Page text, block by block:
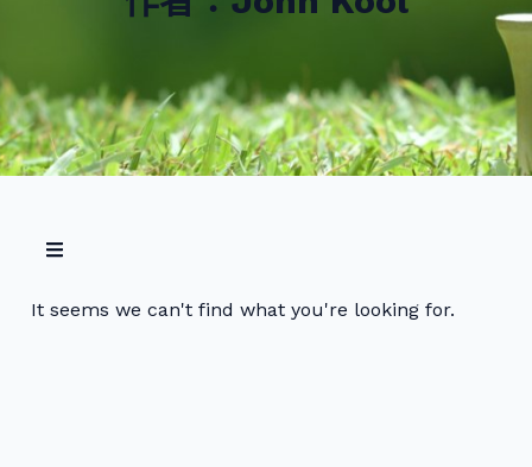
It seems we can't find what you're looking for.